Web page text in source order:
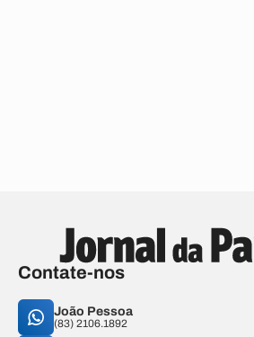
Contate-nos
João Pessoa
(83) 2106.1892